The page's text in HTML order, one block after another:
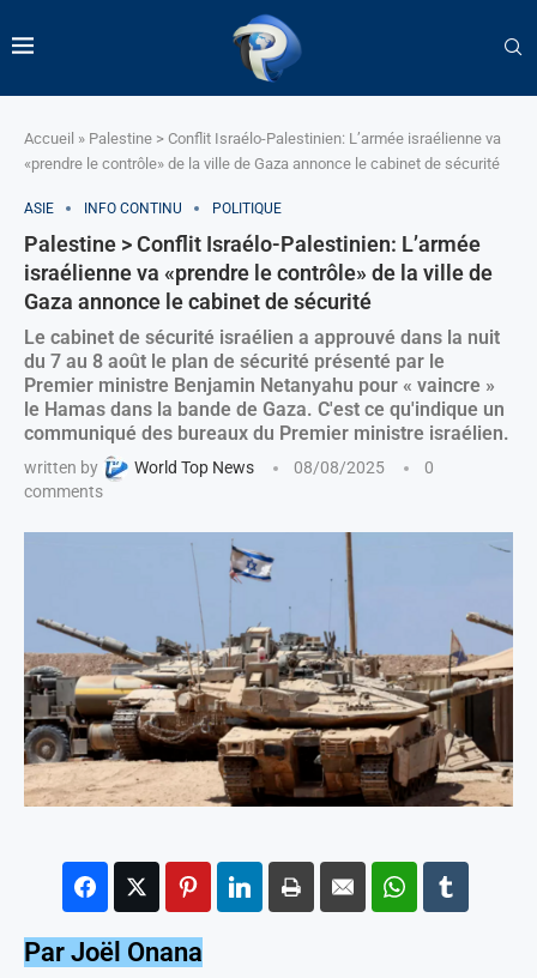
Accueil » Palestine > Conflit Israélo-Palestinien: L’armée israélienne va
«prendre le contrôle» de la ville de Gaza annonce le cabinet de sécurité
ASIE INFO CONTINU POLITIQUE
Palestine > Conflit Israélo-Palestinien: L’armée
israélienne va «prendre le contrôle» de la ville de
Gaza annonce le cabinet de sécurité
Le cabinet de sécurité israélien a approuvé dans la nuit
du 7 au 8 août le plan de sécurité présenté par le
Premier ministre Benjamin Netanyahu pour « vaincre »
le Hamas dans la bande de Gaza. C'est ce qu'indique un
communiqué des bureaux du Premier ministre israélien.
written by World Top News 08/08/2025
0
comments
Par Joël Onana